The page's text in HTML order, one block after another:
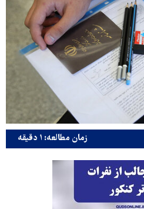
زمان مطالعه: ۱ دقیقه